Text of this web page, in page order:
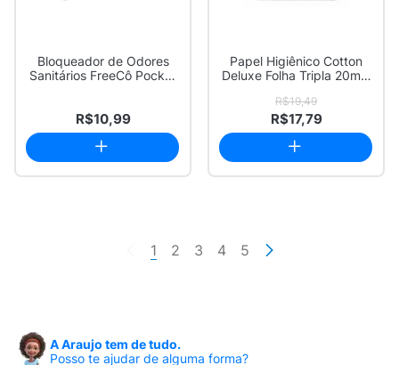
Bloqueador de Odores
Sanitários FreeCô Pocket
R$10,99
Papel Higiênico Cotton
Deluxe Folha Tripla 20m x
R$19,49
R$17,79
1 2 3 4 5
A Araujo tem de tudo.
Posso te ajudar de alguma forma?